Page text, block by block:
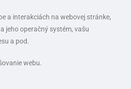
a interakciách na webovej stránke,
jeho operačný systém, vašu
a pod.
webu.